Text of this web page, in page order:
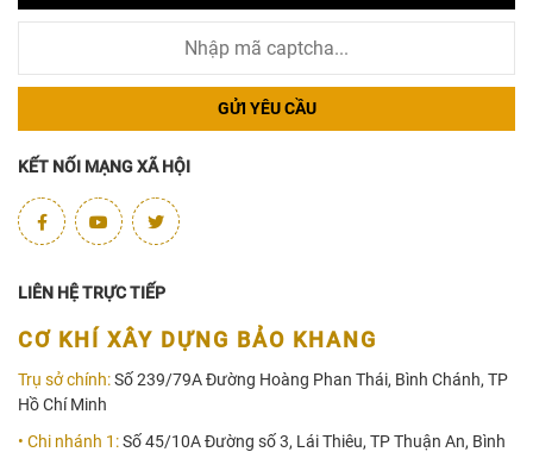
GỬI YÊU CẦU
KẾT NỐI MẠNG XÃ HỘI
LIÊN HỆ TRỰC TIẾP
CƠ KHÍ XÂY DỰNG BẢO KHANG
Trụ sở chính:Số 239/79A Đường Hoàng Phan Thái, Bình Chánh, TP
Hồ Chí Minh
• Chi nhánh 1:Số 45/10A Đường số 3, Lái Thiêu, TP Thuận An, Bình